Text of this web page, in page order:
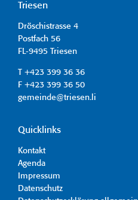
Triesen
Dröschistrasse 4
Postfach 56
FL-9495 Triesen
T +423 399 36 36
F +423 399 36 50
gemeinde@triesen.li
Quicklinks
Kontakt
Agenda
Impressum
Datenschutz